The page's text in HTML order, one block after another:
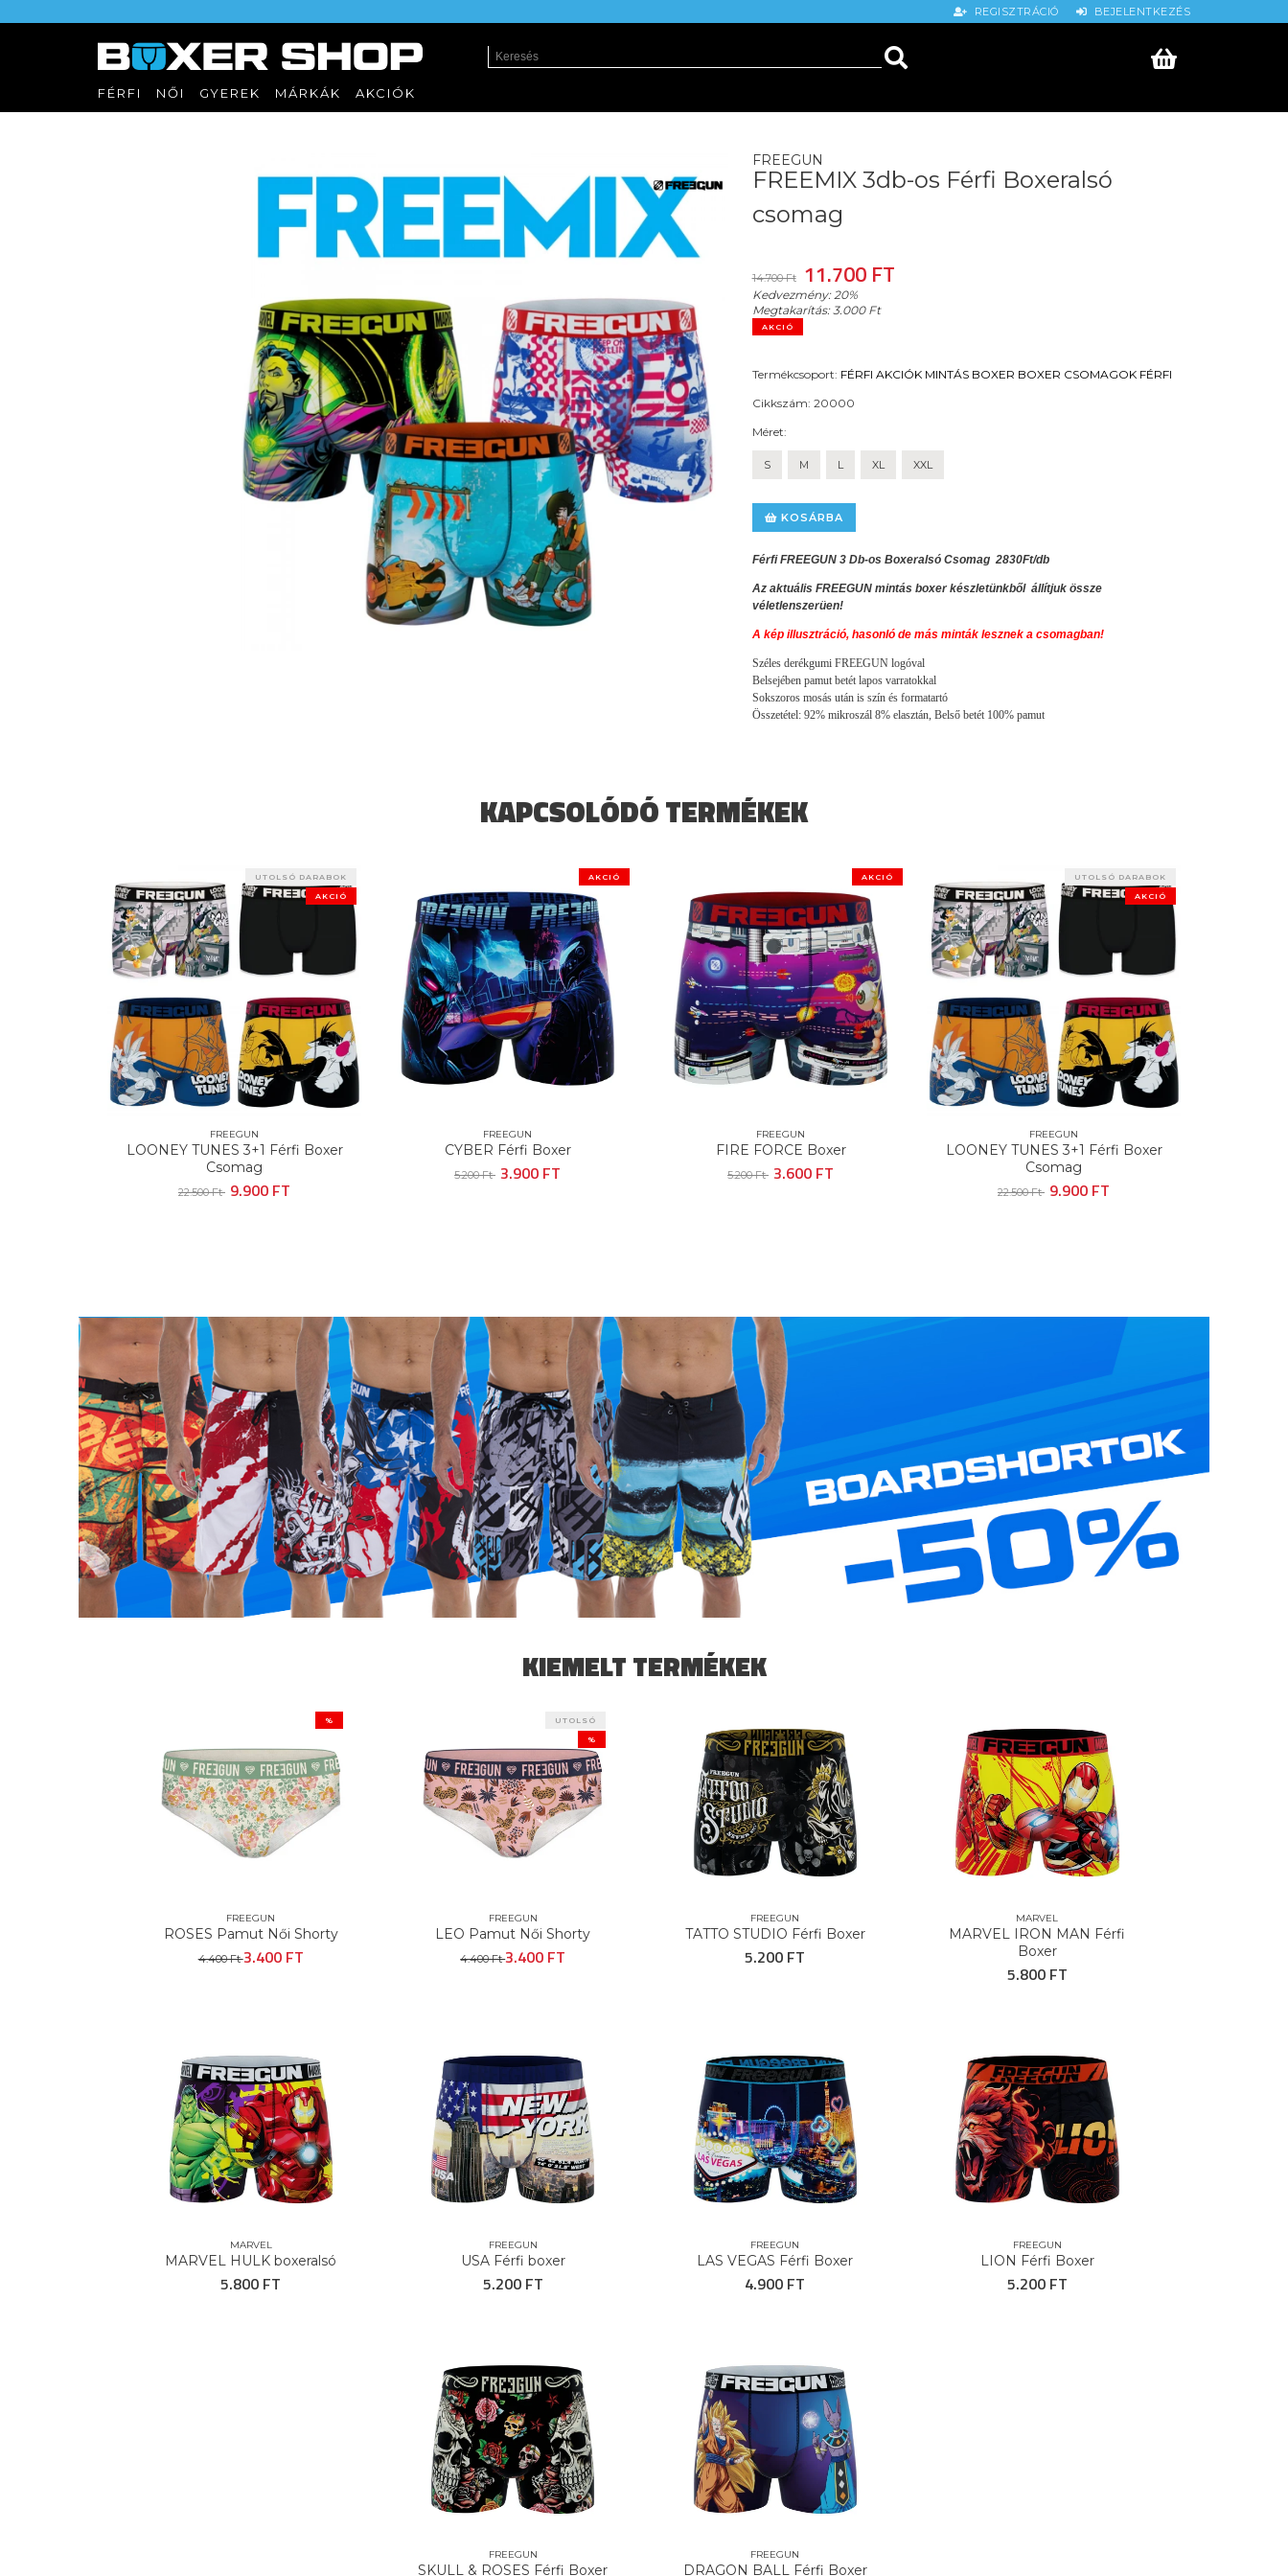
REGISZTRÁCIÓ BEJELENTKEZÉS
FÉRFI NŐI GYEREK MÁRKÁK AKCIÓK
FREEGUN
FREEMIX 3db-os Férfi Boxeralsó
csomag
14.700 Ft 11.700 FT
Kedvezmény: 20%
Megtakarítás: 3.000 Ft
AKCIÓ
Termékcsoport: FÉRFI AKCIÓK MINTÁS BOXER BOXER CSOMAGOK FÉRFI
Cikkszám: 20000
Méret:
S M L XL XXL
KOSÁRBA
Férfi FREEGUN 3 Db-os Boxeralsó Csomag 2830Ft/db
Az aktuális FREEGUN mintás boxer készletünkből állítjuk össze
véletlenszerüen!
A kép illusztráció, hasonló de más minták lesznek a csomagban!
Széles derékgumi FREEGUN logóval
Belsejében pamut betét lapos varratokkal
Sokszoros mosás után is szín és formatartó
Összetétel: 92% mikroszál 8% elasztán, Belső betét 100% pamut
KAPCSOLÓDÓ TERMÉKEK
AKCIÓ
3+1 Férfi Boxer
CYBER Férfi Boxer FIRE FORCE Boxer
5.200 Ft
UTOLSÓ DARABOK
AKCIÓ
LOONEY TUNES 3+1 Férfi Boxer
CYBER Férfi Boxer
KIEMELT TERMÉKEK
%
FREEGUN
ROSES Pamut Női Shorty
4.400 Ft3.400 FT
UTOLSÓ
%
FREEGUN
LEO Pamut Női Shorty
4.400 Ft3.400 FT
FREEGUN
TATTO STUDIO Férfi Boxer
5.200 FT
MARVEL
MARVEL IRON MAN Férfi
Boxer
5.800 FT
MARVEL
MARVEL HULK boxeralsó
5.800 FT
FREEGUN
USA Férfi boxer
5.200 FT
FREEGUN
LAS VEGAS Férfi Boxer
4.900 FT
FREEGUN
LION Férfi Boxer
5.200 FT
FREEGUN
SKULL & ROSES Férfi Boxer
FREEGUN
DRAGON BALL Férfi Boxer